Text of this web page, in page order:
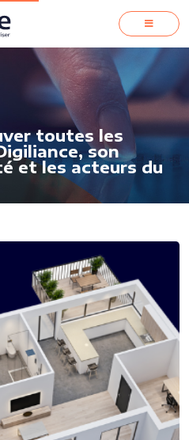
toutes les
son
et les acteurs du